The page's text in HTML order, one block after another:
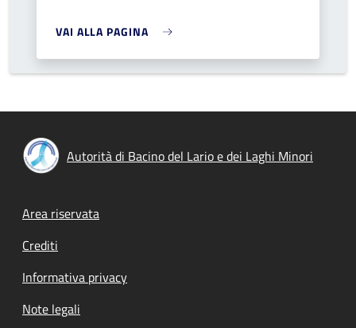
VAI ALLA PAGINA
Autorità di Bacino del Lario e dei Laghi Minori
Footer menu
Area riservata
Crediti
Informativa privacy
Note legali